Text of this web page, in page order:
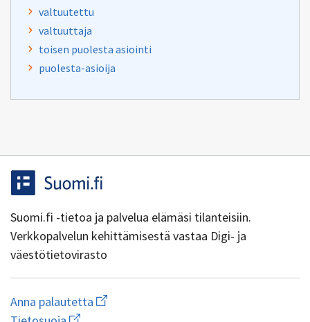
valtuutettu
valtuuttaja
toisen puolesta asiointi
puolesta-asioija
Suomi.fi -tietoa ja palvelua elämäsi tilanteisiin.
Verkkopalvelun kehittämisestä vastaa Digi- ja
väestötietovirasto
Anna palautetta Aloita
uuden
Avaa